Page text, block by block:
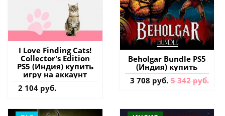
I Love Finding Cats!
Collector's Edition
PS5 (Индия) купить
игру на аккаунт
2 104 руб.
Beholgar Bundle PS5
(Индия) купить
3 708 руб. 5 342 руб.